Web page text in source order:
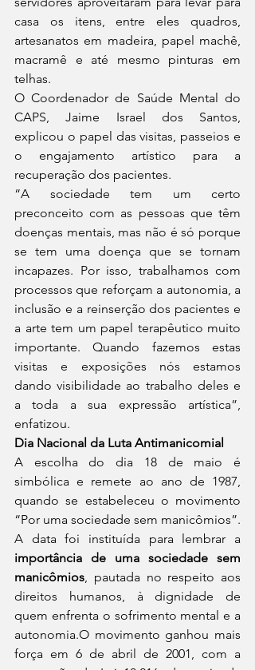
casa os itens, entre eles quadros,
artesanatos em madeira, papel machê,
macramê e até mesmo pinturas em
telhas.
O Coordenador de Saúde Mental do
CAPS, Jaime Israel dos Santos,
explicou o papel das visitas, passeios e
o engajamento artístico para a
recuperação dos pacientes.
“A sociedade tem um certo
preconceito com as pessoas que têm
doenças mentais, mas não é só porque
se tem uma doença que se tornam
incapazes. Por isso, trabalhamos com
processos que reforçam a autonomia, a
inclusão e a reinserção dos pacientes e
a arte tem um papel terapêutico muito
importante. Quando fazemos estas
visitas e exposições nós estamos
dando visibilidade ao trabalho deles e
a toda a sua expressão artística”,
enfatizou.
Dia Nacional da Luta Antimanicomial
A escolha do dia 18 de maio é
simbólica e remete ao ano de 1987,
quando se estabeleceu o movimento
“Por uma sociedade sem manicômios”.
A data foi instituída para lembrar a
importância de uma sociedade sem
manicômios, pautada no respeito aos
direitos humanos, à dignidade de
quem enfrenta o sofrimento mental e a
autonomia.O movimento ganhou mais
força em 6 de abril de 2001, com a